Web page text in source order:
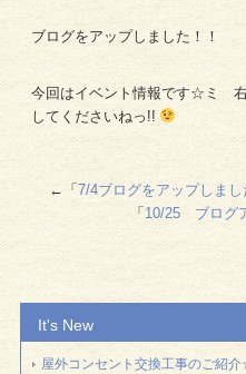
ブログをアップしました！！
今回はイベント情報です☆ミ 右
してくださいねっ!!
←「 7/4ブログをアップしまし
「 10/25 ブログ
It's New
屋外コンセント交換工事のご紹